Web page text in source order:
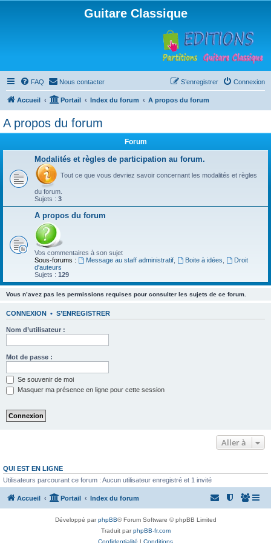
Guitare Classique
FAQ Nous contacter Connexion
S’enregistrer
Accueil Portail Index du forum A propos du forum
A propos du forum
Forum
Modalités et règles de participation au forum.
Tout ce que vous devriez savoir concernant les modalités et règles
du forum.
Sujets : 3
A propos du forum
Vos commentaires à son sujet
Sous-forums :
Message au staff administratif, Boite à idées
Droit
d'auteurs
Sujets : 129
Vous n’avez pas les permissions requises pour consulter les sujets de ce forum.
CONNEXION • S’ENREGISTRER
Nom d’utilisateur :
Mot de passe :
Se souvenir de moi
Masquer ma présence en ligne pour cette session
Aller à
QUI EST EN LIGNE
Utilisateurs parcourant ce forum : Aucun utilisateur enregistré et 1 invité
Accueil Portail Index du forum
Développé parphpBB® Forum Software © phpBB Limited
Traduit parphpBB-fr.com
Confidentialité | Conditions